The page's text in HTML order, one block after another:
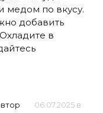
медом по вкусу.
добавить
в
06.07.2025 в